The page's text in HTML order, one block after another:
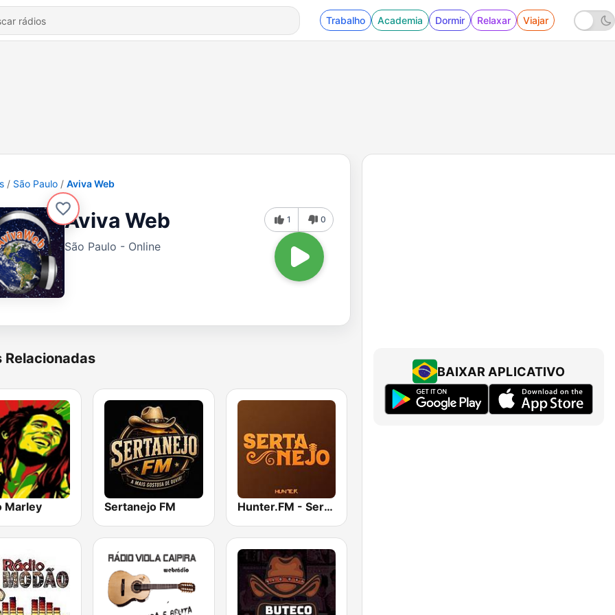
Trabalho Academia Dormir Relaxar Viajar
São Paulo Aviva Web
Aviva Web
São Paulo - Online
1 0
Relacionadas
Marley Sertanejo FM Hunter.FM - Sertanejo
BAIXAR APLICATIVO